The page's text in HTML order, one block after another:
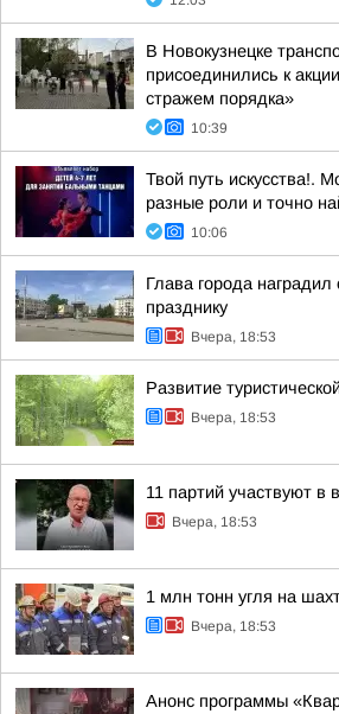
В Новокузнецке
присоединились к
стражем порядка»
10:39
Твой путь искусства!.
разные роли и точно
10:06
Глава города наградил
празднику
Вчера, 18:53
Развитие
Вчера, 18:53
11 партий участвуют в
Вчера, 18:53
1 млн тонн угля на
Вчера, 18:53
Анонс программы